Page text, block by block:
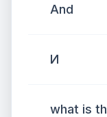
And
И
what is